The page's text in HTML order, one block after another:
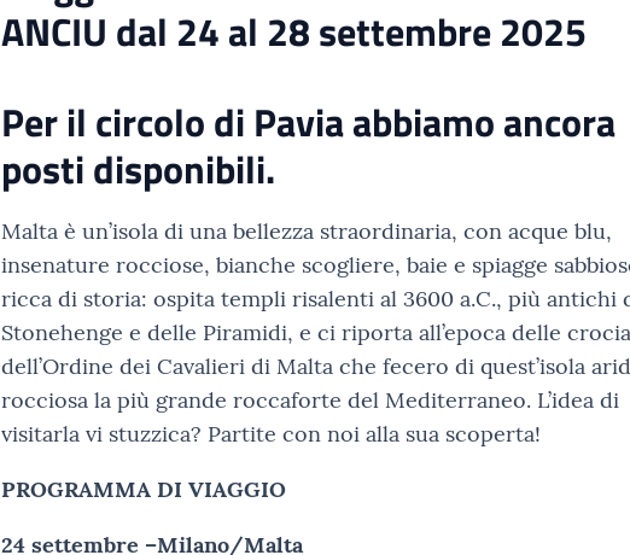
ANCIU dal 24 al 28 settembre 2025
Per il circolo di Pavia abbiamo ancora
posti disponibili.
Malta è un’isola di una bellezza straordinaria, con acque blu,
insenature rocciose, bianche scogliere, baie e spiagge
ricca di storia: ospita templi risalenti al 3600 a.C., più antichi
Stonehenge e delle Piramidi, e ci riporta all’epoca delle
dell’Ordine dei Cavalieri di Malta che fecero di quest’isola
rocciosa la più grande roccaforte del Mediterraneo. L’idea di
visitarla vi stuzzica? Partite con noi alla sua scoperta!
PROGRAMMA DI VIAGGIO
24 settembre –Milano/Malta